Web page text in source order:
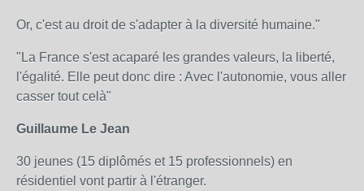
Or, c'est au droit de s'adapter à la diversité humaine."
"La France s'est acaparé les grandes valeurs, la liberté,
l'égalité. Elle peut donc dire : Avec l'autonomie, vous aller
casser tout celà"
Guillaume Le Jean
30 jeunes (15 diplômés et 15 professionnels) en
résidentiel vont partir à l'étranger.